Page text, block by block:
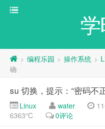
学
> 编程乐园 > 操作系统 >
确
su 切换，提示：“密码不
Linux water
6363℃
0评论